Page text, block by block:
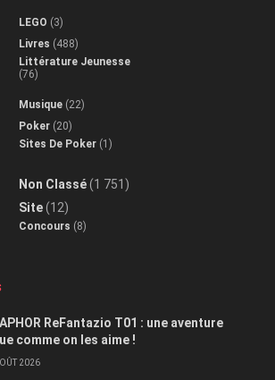
LEGO (3)
Livres (488)
Littérature Jeunesse
(76)
Musique (22)
Poker (20)
Sites De Poker (1)
Non Classé(1 751)
Site(12)
Concours (8)
ReFantazio T01 : une aventure
comme on les aime !
2026